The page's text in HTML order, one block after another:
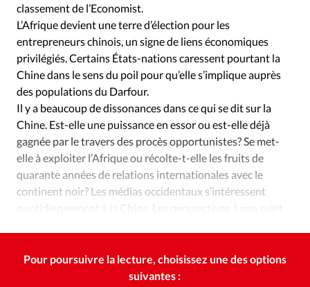
classement de l’Economist.
L’Afrique devient une terre d’élection pour les
entrepreneurs chinois, un signe de liens économiques
privilégiés. Certains États-nations caressent pourtant la
Chine dans le sens du poil pour qu’elle s’implique auprès
des populations du Darfour.
Il y a beaucoup de dissonances dans ce qui se dit sur la
Chine. Est-elle une puissance en essor ou est-elle déjà
gagnée par le travers des procès opportunistes? Se met-
elle à exploiter l’Afrique ou récolte-t-elle les fruits de
quarante années de relations internationales avec le
continent noir? Les médias occidentaux s’intéressent
quotidiennement à la Chine. Les perspectives à son sujet
Pour poursuivre la lecture, choisissez une des options
suivantes :